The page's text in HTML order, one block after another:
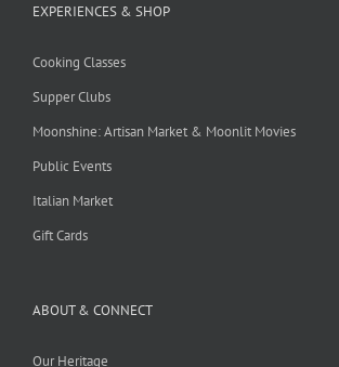
EXPERIENCES & SHOP
Cooking Classes
Supper Clubs
Moonshine: Artisan Market & Moonlit Movies
Public Events
Italian Market
Gift Cards
ABOUT & CONNECT
Our Heritage